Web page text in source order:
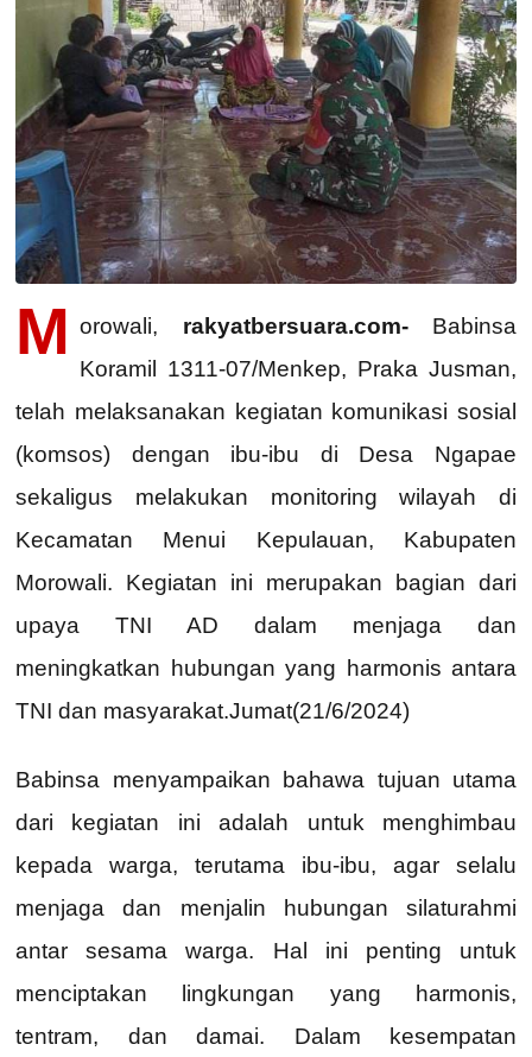
M orowali, rakyatbersuara.com-Babinsa
Koramil 1311-07/Menkep, Praka Jusman,
telah melaksanakan kegiatan komunikasi sosial
(komsos) dengan ibu-ibu di Desa Ngapae
sekaligus melakukan monitoring wilayah di
Kecamatan Menui Kepulauan, Kabupaten
Morowali. Kegiatan ini merupakan bagian dari
upaya TNI AD dalam menjaga dan
meningkatkan hubungan yang harmonis antara
TNI dan masyarakat.Jumat(21/6/2024)
Babinsa menyampaikan bahawa tujuan utama
dari kegiatan ini adalah untuk menghimbau
kepada warga, terutama ibu-ibu, agar selalu
menjaga dan menjalin hubungan silaturahmi
antar sesama warga. Hal ini penting untuk
menciptakan lingkungan yang harmonis,
tentram, dan damai. Dalam kesempatan